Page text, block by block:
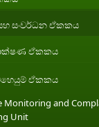
සංවර්ධන ඒකකය
ඒකකය
ඒකකය
Monitoring and
Unit